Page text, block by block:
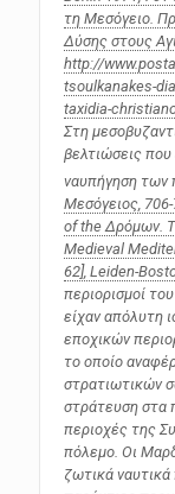
τη Μεσόγειο.
Δύσης στους
http://
tsoulkanakes-
taxidia-
Στη
βελτιώσεις που
ναυπήγηση των
Μεσόγειος ,
of the Δρόμων.
Medieval
62], Leiden-
περιορισμοί
είχαν απόλυτη
εποχικών
το οποίο
στρατιωτικών
στράτευση στα
περιοχές της
πόλεμο. Οι
ζωτικά